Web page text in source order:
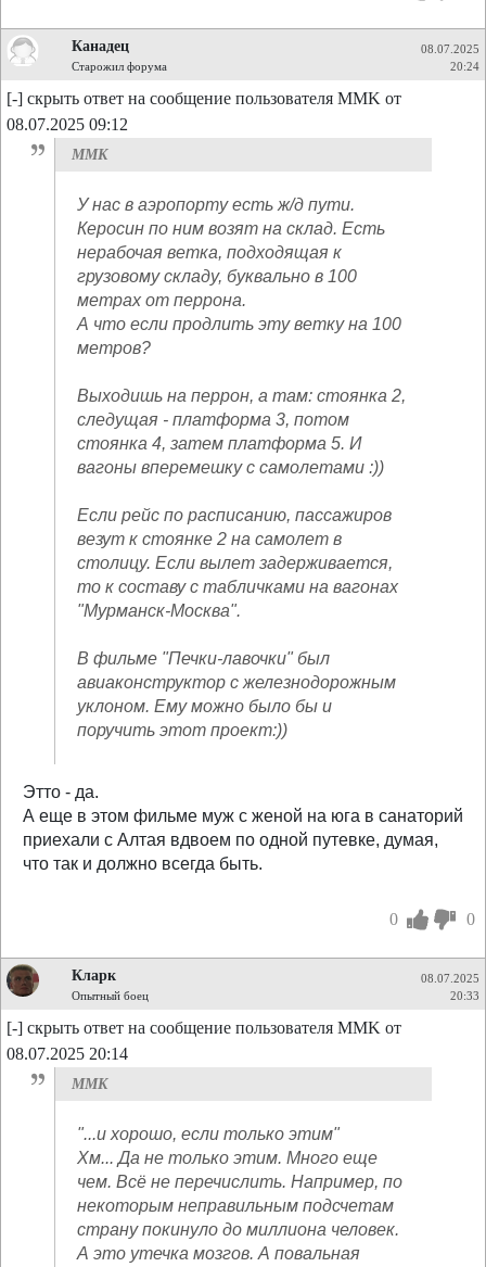
Канадец
Старожил форума
08.07.2025
20:24
[-] скрыть ответ на сообщение пользователя MMK от
08.07.2025 09:12
MMK
У нас в аэропорту есть ж/д пути.
Керосин по ним возят на склад. Есть
нерабочая ветка, подходящая к
грузовому складу, буквально в 100
метрах от перрона.
А что если продлить эту ветку на 100
метров?
Выходишь на перрон, а там: стоянка 2,
следущая - платформа 3, потом
стоянка 4, затем платформа 5. И
вагоны вперемешку с самолетами :))
Если рейс по расписанию, пассажиров
везут к стоянке 2 на самолет в
столицу. Если вылет задерживается,
то к составу с табличками на вагонах
"Мурманск-Москва".
В фильме "Печки-лавочки" был
авиаконструктор с железнодорожным
уклоном. Ему можно было бы и
поручить этот проект:))
Этто - да.
А еще в этом фильме муж с женой на юга в санаторий
приехали с Алтая вдвоем по одной путевке, думая,
что так и должно всегда быть.
0 0
Кларк
Опытный боец
08.07.2025
20:33
[-] скрыть ответ на сообщение пользователя MMK от
08.07.2025 20:14
MMK
"...и хорошо, если только этим"
Хм... Да не только этим. Много еще
чем. Всё не перечислить. Например, по
некоторым неправильным подсчетам
страну покинуло до миллиона человек.
А это утечка мозгов. А повальная